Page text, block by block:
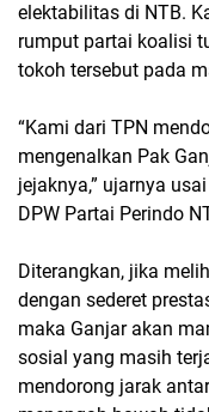
elektabilitas di NTB.
rumput partai koalisi
tokoh tersebut pada
“Kami dari TPN
mengenalkan Pak
jejaknya,” ujarnya
DPW Partai Perindo
Diterangkan, jika
dengan sederet
maka Ganjar akan
sosial yang masih
mendorong jarak